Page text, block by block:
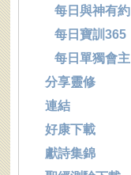
每日與神有約
每日寶訓365
每日單獨會主
分享靈修
連結
好康下載
獻詩集錦